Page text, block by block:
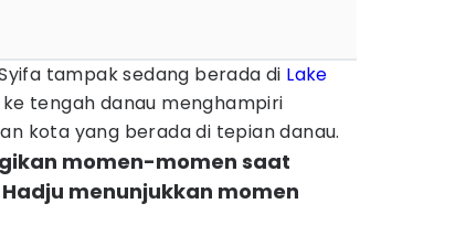
tampak sedang berada di Lake
tengah danau menghampiri
kota yang berada di tepian danau.
momen-momen saat
menunjukkan momen